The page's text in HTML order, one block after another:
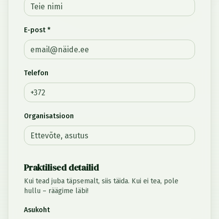
E-post *
Telefon
Organisatsioon
Praktilised detailid
Kui tead juba täpsemalt, siis täida. Kui ei tea, pole
hullu – räägime läbi!
Asukoht